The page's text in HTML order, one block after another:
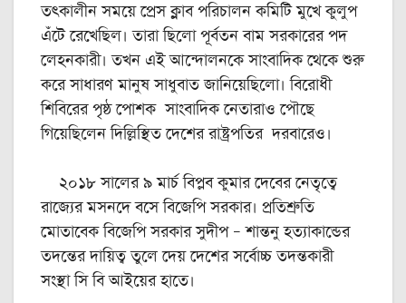
তৎকালীন সময়ে প্রেস ক্লাব পরিচালন কমিটি মুখে কুলুপ
এঁটে রেখেছিল। তারা ছিলো পূর্বতন বাম সরকারের পদ
লেহনকারী। তখন এই আন্দোলনকে সাংবাদিক থেকে শুরু
করে সাধারণ মানুষ সাধুবাত জানিয়েছিলো। বিরোধী
শিবিরের পৃষ্ঠ পোশক সাংবাদিক নেতারাও পৌছে
গিয়েছিলেন দিল্লিস্থিত দেশের রাষ্ট্রপতির দরবারেও।
২০১৮ সালের ৯ মার্চ বিপ্লব কুমার দেবের নেতৃত্বে
রাজ্যের মসনদে বসে বিজেপি সরকার। প্রতিশ্রুতি
মোতাবেক বিজেপি সরকার সুদীপ – শান্তনু হত্যাকান্ডের
তদন্তের দায়িত্ব তুলে দেয় দেশের সর্বোচ্চ তদন্তকারী
সংস্থা সি বি আইয়ের হাতে।